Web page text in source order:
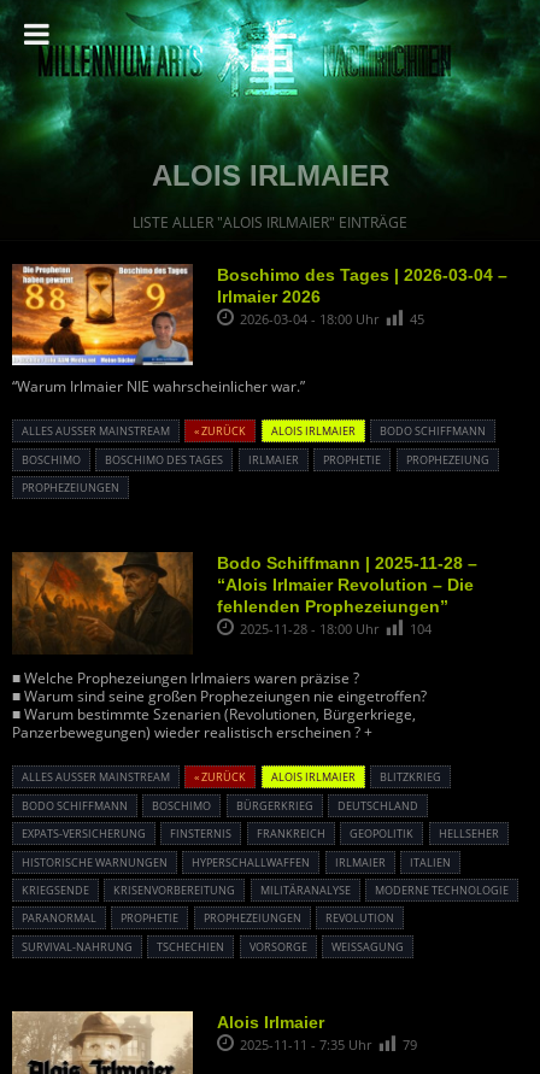
ALOIS IRLMAIER
LISTE ALLER "ALOIS IRLMAIER" EINTRÄGE
Boschimo des Tages | 2026-03-04 –
Irlmaier 2026
2026-03-04 - 18:00 Uhr 45
“Warum Irlmaier NIE wahrscheinlicher war.”
ALLES AUSSER MAINSTREAM « ZURÜCK ALOIS IRLMAIER
BODO SCHIFFMANN
BOSCHIMO
BOSCHIMO DES TAGES IRLMAIER PROPHETIE
PROPHEZEIUNG
PROPHEZEIUNGEN
Bodo Schiffmann | 2025-11-28 –
“Alois Irlmaier Revolution – Die
fehlenden Prophezeiungen”
2025-11-28 - 18:00 Uhr 104
■ Welche Prophezeiungen Irlmaiers waren präzise ?
■ Warum sind seine großen Prophezeiungen nie eingetroffen?
■ Warum bestimmte Szenarien (Revolutionen, Bürgerkriege,
Panzerbewegungen) wieder realistisch erscheinen ? +
ALLES AUSSER MAINSTREAM « ZURÜCK ALOIS IRLMAIER
BLITZKRIEG
BODO SCHIFFMANN
BOSCHIMO BÜRGERKRIEG
DEUTSCHLAND
EXPATS-VERSICHERUNG
FINSTERNIS FRANKREICH GEOPOLITIK
HELLSEHER
HISTORISCHE WARNUNGEN
HYPERSCHALLWAFFEN IRLMAIER
ITALIEN
KRIEGSENDE
KRISENVORBEREITUNG MILITÄRANALYSE
MODERNE TECHNOLOGIE
PARANORMAL
PROPHETIE PROPHEZEIUNGEN
REVOLUTION
SURVIVAL-NAHRUNG
TSCHECHIEN VORSORGE WEISSAGUNG
Alois Irlmaier
2025-11-11 - 7:35 Uhr 79